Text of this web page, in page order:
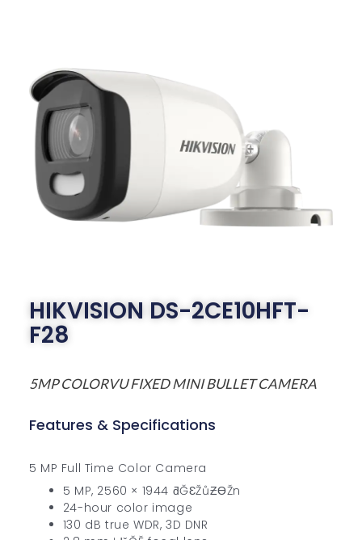
HIKVISION DS-2CE10HFT-
F28
5MP COLORVU FIXED MINI BULLET CAMERA
Features & Specifications
5 MP Full Time Color Camera
5 MP, 2560 × 1944 ƌĞƐŽůƵƟŽn
24-hour color image
130 dB true WDR, 3D DNR